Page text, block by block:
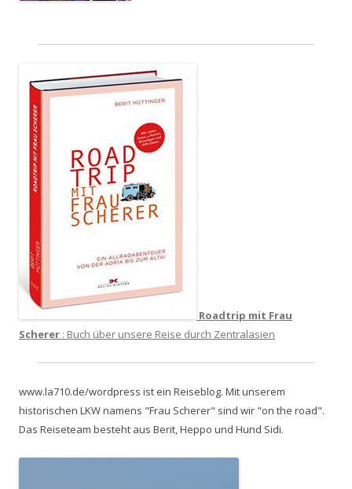
Roadtrip mit Frau
Scherer : Buch über unsere Reise durch Zentralasien
www.la710.de/wordpress ist ein Reiseblog. Mit unserem
historischen LKW namens "Frau Scherer" sind wir "on the road".
Das Reiseteam besteht aus Berit, Heppo und Hund Sidi.